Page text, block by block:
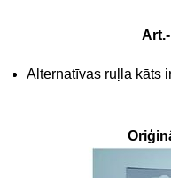
Alternatīvas ruļla kāts